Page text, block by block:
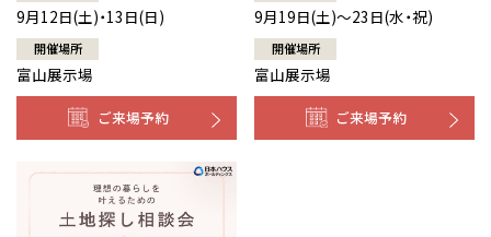
9月12日(土)・13日(日)
開催場所
富山展示場
ご来場予約
9月19日(土)～23日(水・祝)
開催場所
富山展示場
ご来場予約